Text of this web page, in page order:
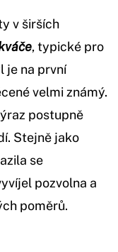
v širších
, typické pro
je na první
velmi známý.
postupně
Stejně jako
se
pozvolna a
poměrů.